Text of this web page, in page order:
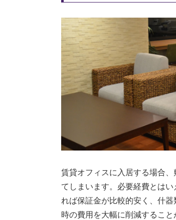
賃貸オフィスに入居する場合
てしまいます。必要経費とは
れば保証金が比較的安く、什
時の費用を大幅に削減すること